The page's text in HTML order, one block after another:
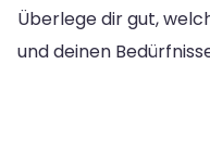
Überlege dir gut,
und deinen